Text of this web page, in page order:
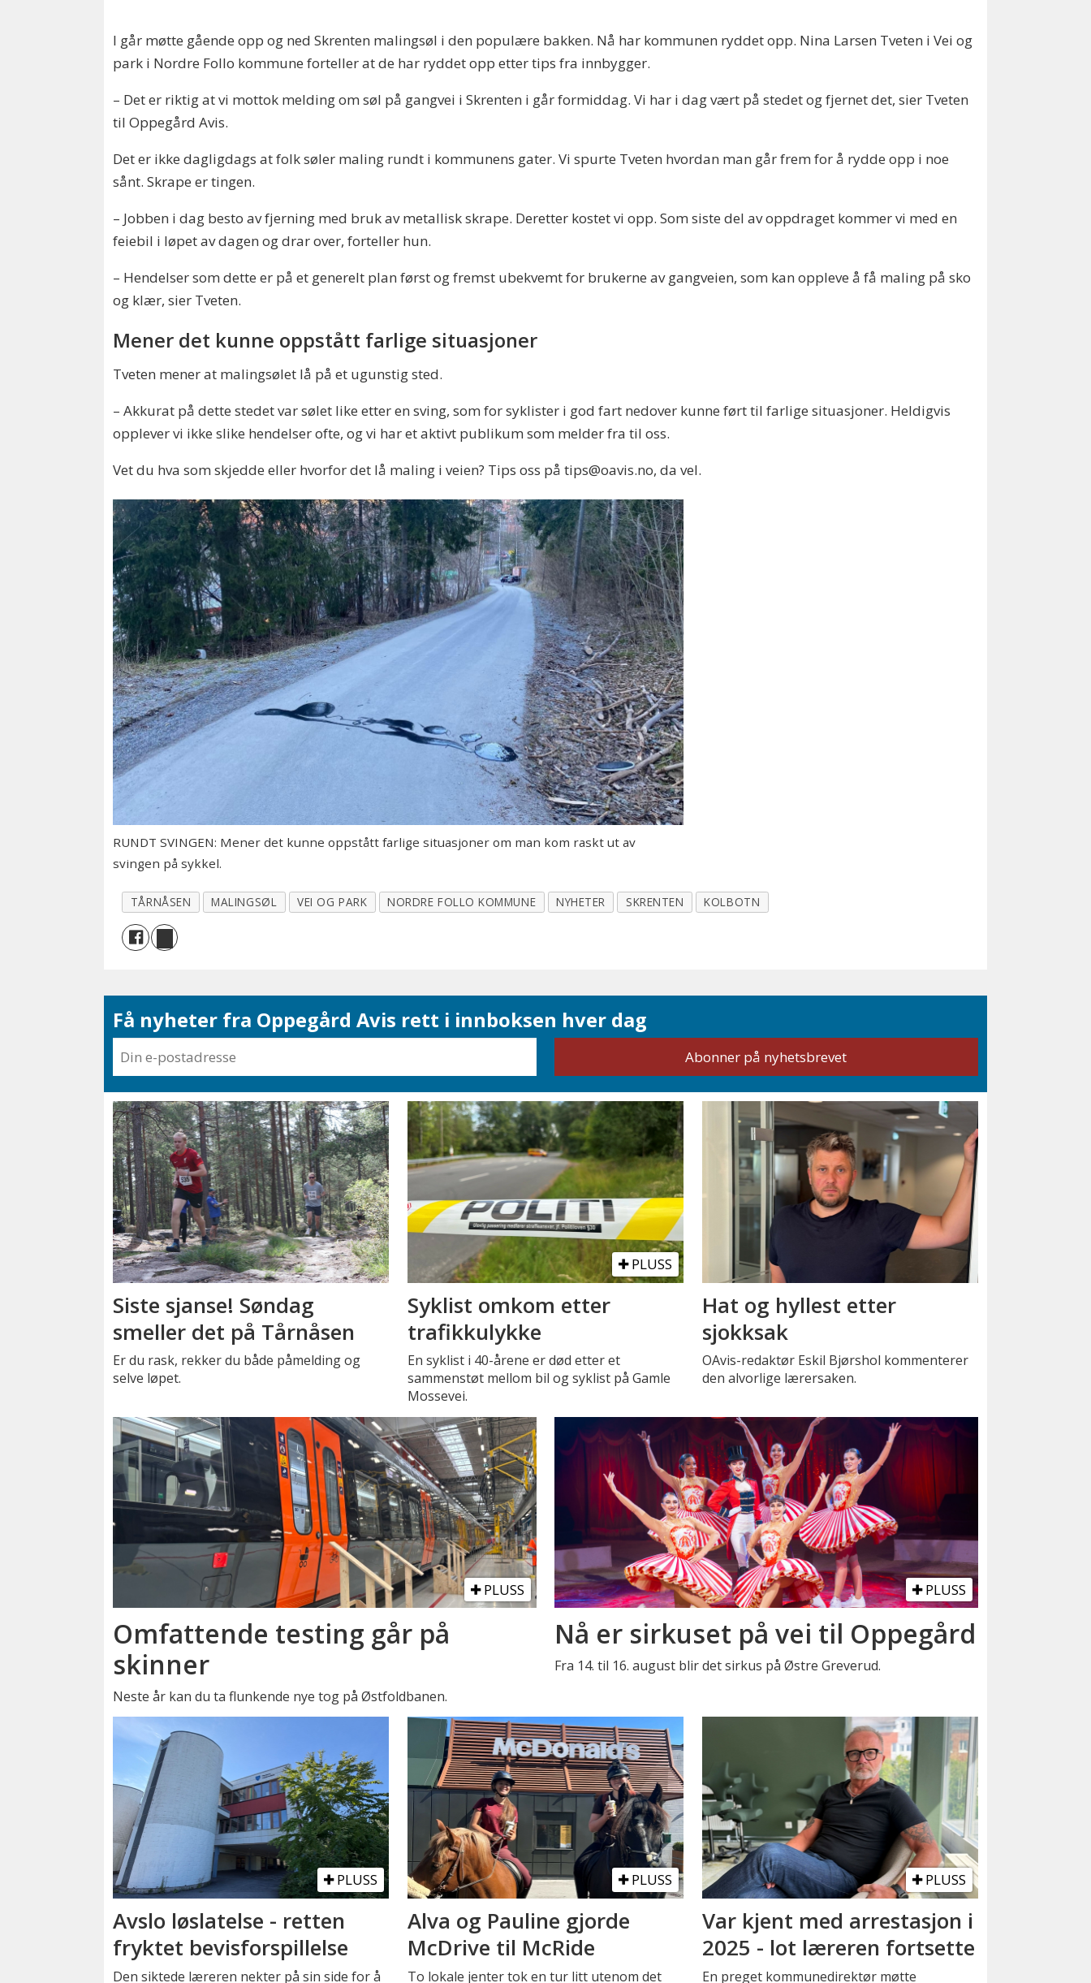
I går møtte gående opp og ned Skrenten malingsøl i den populære bakken. Nå har kommunen ryddet opp. Nina Larsen Tveten i Vei og
park i Nordre Follo kommune forteller at de har ryddet opp etter tips fra innbygger.
– Det er riktig at vi mottok melding om søl på gangvei i Skrenten i går formiddag. Vi har i dag vært på stedet og fjernet det, sier Tveten
til Oppegård Avis.
Det er ikke dagligdags at folk søler maling rundt i kommunens gater. Vi spurte Tveten hvordan man går frem for å rydde opp i noe
sånt. Skrape er tingen.
– Jobben i dag besto av fjerning med bruk av metallisk skrape. Deretter kostet vi opp. Som siste del av oppdraget kommer vi med en
feiebil i løpet av dagen og drar over, forteller hun.
– Hendelser som dette er på et generelt plan først og fremst ubekvemt for brukerne av gangveien, som kan oppleve å få maling på sko
og klær, sier Tveten.
Mener det kunne oppstått farlige situasjoner
Tveten mener at malingsølet lå på et ugunstig sted.
– Akkurat på dette stedet var sølet like etter en sving, som for syklister i god fart nedover kunne ført til farlige situasjoner. Heldigvis
opplever vi ikke slike hendelser ofte, og vi har et aktivt publikum som melder fra til oss.
Vet du hva som skjedde eller hvorfor det lå maling i veien? Tips oss på tips@oavis.no, da vel.
RUNDT SVINGEN: Mener det kunne oppstått farlige situasjoner om man kom raskt ut av
svingen på sykkel.
TÅRNÅSEN MALINGSØL VEI OG PARK NORDRE FOLLO KOMMUNE NYHETER SKRENTEN KOLBOTN
Få nyheter fra Oppegård Avis rett i innboksen hver dag
Siste sjanse! Søndag
smeller det på Tårnåsen
Er du rask, rekker du både påmelding og
selve løpet.
PLUSS
Syklist omkom etter
trafikkulykke
En syklist i 40-årene er død etter et
sammenstøt mellom bil og syklist på Gamle
Mossevei.
Hat og hyllest etter
sjokksak
OAvis-redaktør Eskil Bjørshol kommenterer
den alvorlige lærersaken.
PLUSS
Omfattende testing går på
skinner
Neste år kan du ta flunkende nye tog på Østfoldbanen.
PLUSS
Nå er sirkuset på vei til Oppegård
Fra 14. til 16. august blir det sirkus på Østre Greverud.
PLUSS
Avslo løslatelse - retten
fryktet bevisforspillelse
Den siktede læreren nekter på sin side for å
PLUSS
Alva og Pauline gjorde
McDrive til McRide
To lokale jenter tok en tur litt utenom det
PLUSS
Var kjent med arrestasjon i
2025 - lot læreren fortsette
En preget kommunedirektør møtte